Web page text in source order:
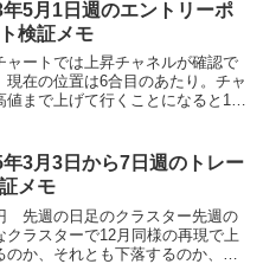
5月1日週のエントリーポ
検証メモ
ャートでは上昇チャネルが確認で
現在の位置は6合目のあたり。チャ
値まで上げて行くことになると140
の200日移動平均線、12月と3月の
138...
3月3日から7日週のトレー
証メモ
先週の日足のクラスター先週の
クラスターで12月同様の再現で上
のか、それとも下落するのか、が